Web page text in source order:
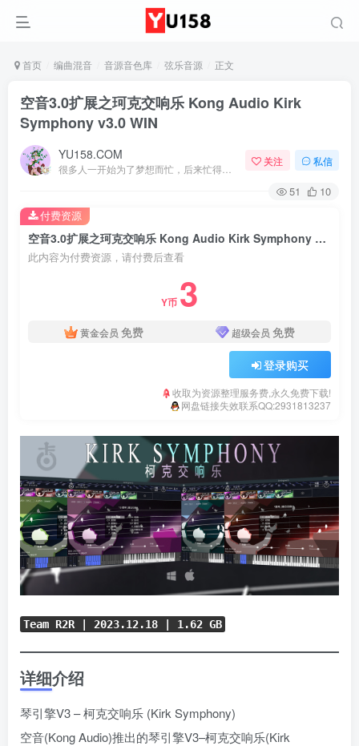
首页 编曲混音 音源音色库 弦乐音源 正文
空音3.0扩展之珂克交响乐 Kong Audio Kirk
Symphony v3.0 WIN
YU158.COM 关注 私信
51 10
空音3.0扩展之珂克交响乐 Kong Audio Kirk Symphony v3.0 WIN
此内容为付费资源，请付费后查看
Y币 3
黄金会员 免费 超级会员 免费
登录购买
收取为资源整理服务费,永久免费下载!
网盘链接失效联系QQ:2931813237
付费资源
Team R2R | 2023.12.18 | 1.62 GB
详细介绍
琴引擎V3 – 柯克交响乐 (Kirk Symphony)
空音(Kong Audio)推出的琴引擎V3–柯克交响乐(Kirk